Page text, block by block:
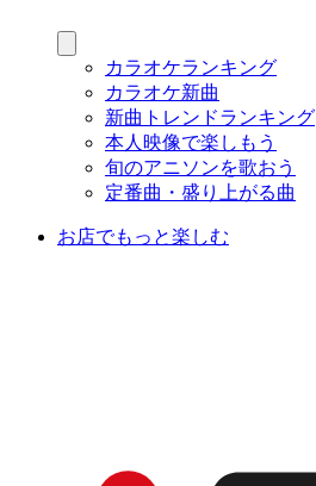
カラオケランキング
カラオケ新曲
新曲トレンドランキング
本人映像で楽しもう
旬のアニソンを歌おう
定番曲・盛り上がる曲
お店でもっと楽しむ